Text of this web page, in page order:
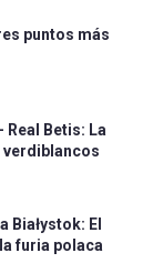
puntos más
Real Betis: La
Białystok: El
furia polaca